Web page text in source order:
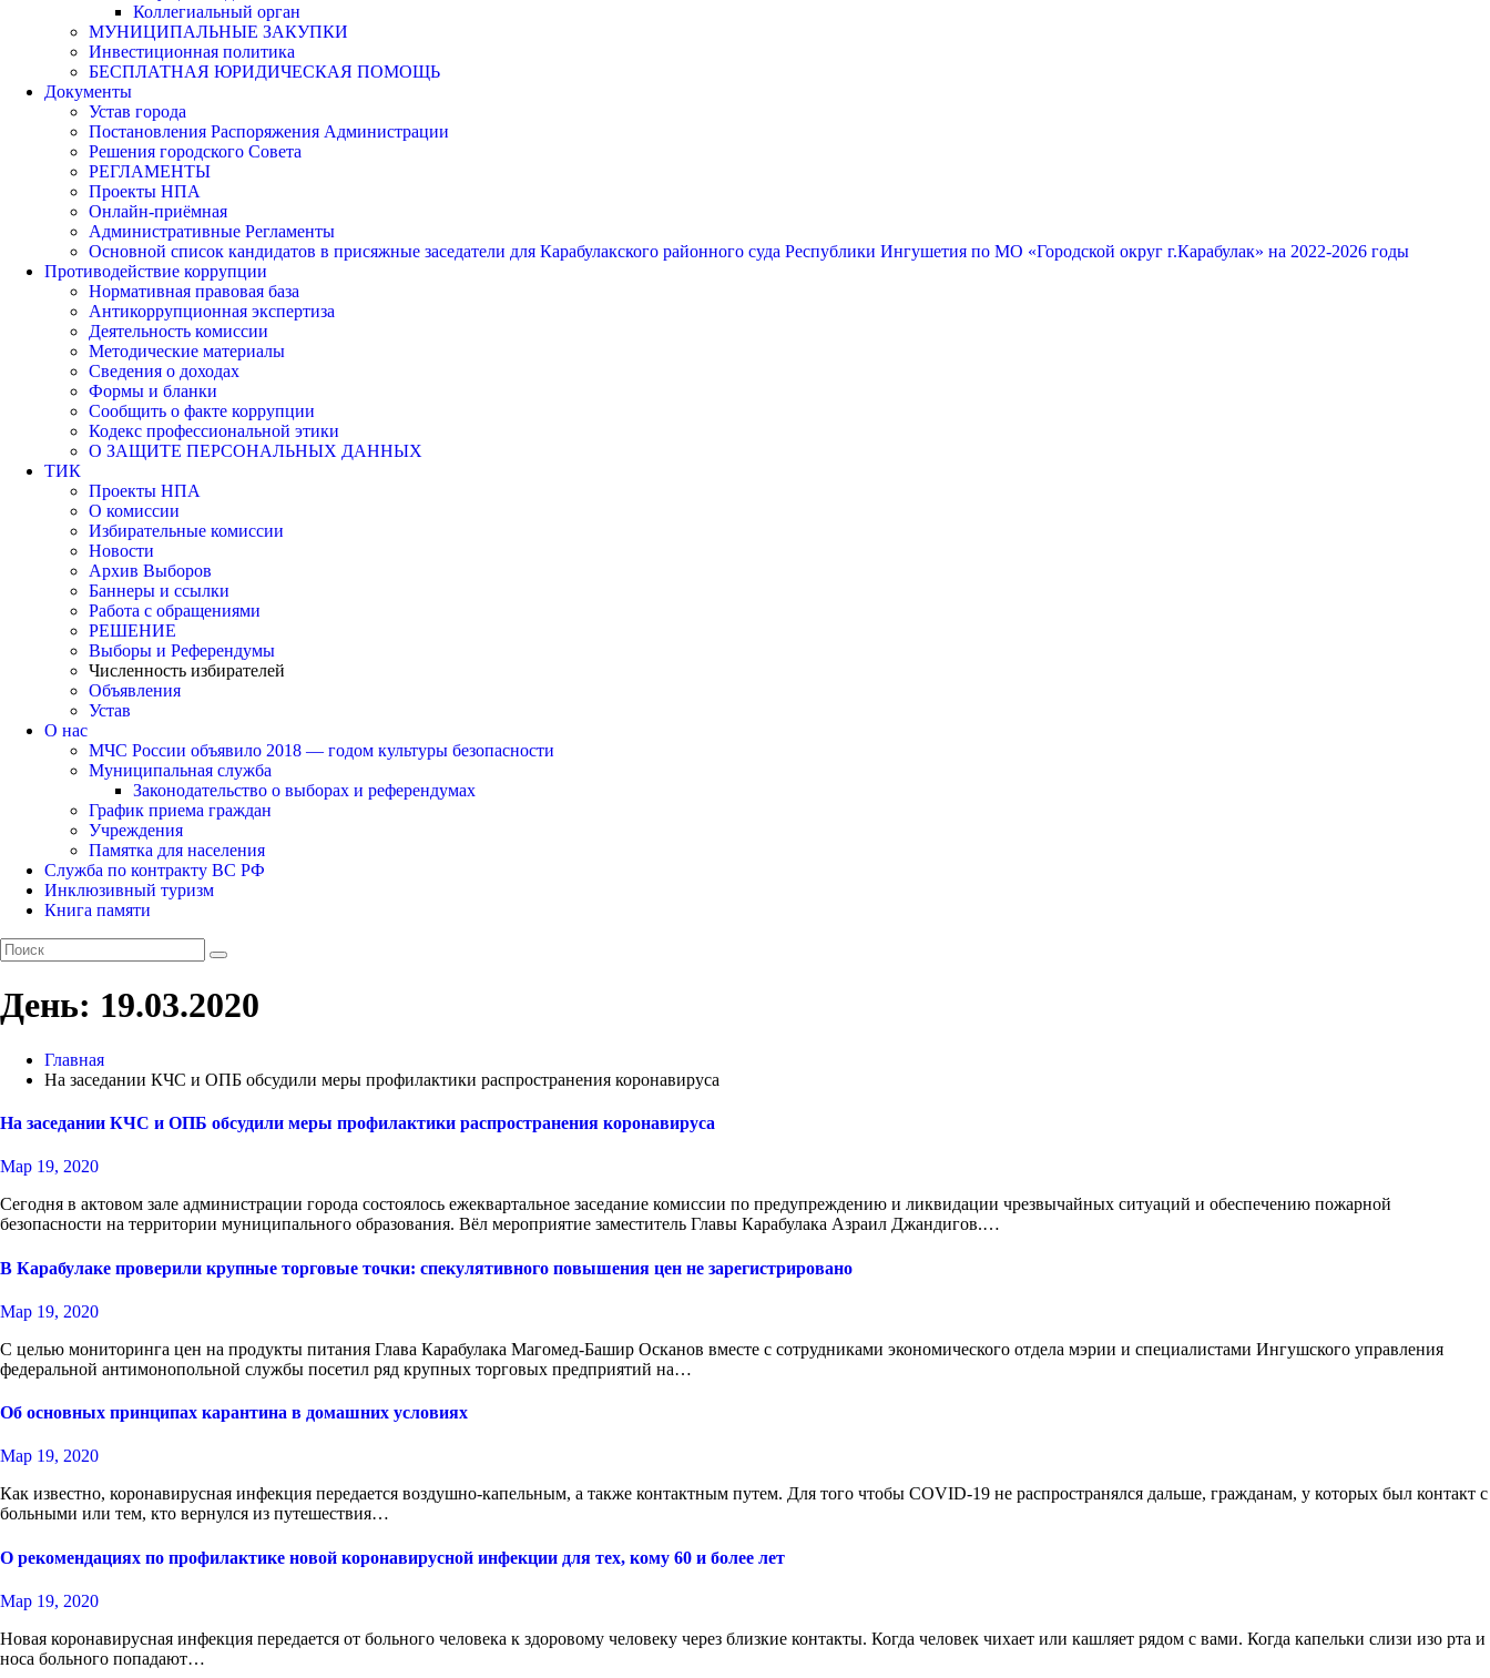
Коллегиальный орган
МУНИЦИПАЛЬНЫЕ ЗАКУПКИ
Инвестиционная политика
БЕСПЛАТНАЯ ЮРИДИЧЕСКАЯ ПОМОЩЬ
Документы
Устав города
Постановления Распоряжения Администрации
Решения городского Совета
РЕГЛАМЕНТЫ
Проекты НПА
Онлайн-приёмная
Административные Регламенты
Основной список кандидатов в присяжные заседатели для Карабулакского районного суда Республики Ингушетия по МО «Городской округ г.Карабулак» на 2022-2026 годы
Противодействие коррупции
Нормативная правовая база
Антикоррупционная экспертиза
Деятельность комиссии
Методические материалы
Сведения о доходах
Формы и бланки
Сообщить о факте коррупции
Кодекс профессиональной этики
О ЗАЩИТЕ ПЕРСОНАЛЬНЫХ ДАННЫХ
ТИК
Проекты НПА
О комиссии
Избирательные комиссии
Новости
Архив Выборов
Баннеры и ссылки
Работа с обращениями
РЕШЕНИЕ
Выборы и Референдумы
Численность избирателей
Объявления
Устав
О нас
МЧС России объявило 2018 — годом культуры безопасности
Муниципальная служба
Законодательство о выборах и референдумах
График приема граждан
Учреждения
Памятка для населения
Служба по контракту ВС РФ
Инклюзивный туризм
Книга памяти
День: 19.03.2020
Главная
На заседании КЧС и ОПБ обсудили меры профилактики распространения коронавируса
На заседании КЧС и ОПБ обсудили меры профилактики распространения коронавируса
Мар 19, 2020
Сегодня в актовом зале администрации города состоялось ежеквартальное заседание комиссии по предупреждению и ликвидации чрезвычайных ситуаций и обеспечению пожарной
безопасности на территории муниципального образования. Вёл мероприятие заместитель Главы Карабулака Азраил Джандигов.…
В Карабулаке проверили крупные торговые точки: спекулятивного повышения цен не зарегистрировано
Мар 19, 2020
С целью мониторинга цен на продукты питания Глава Карабулака Магомед-Башир Осканов вместе с сотрудниками экономического отдела мэрии и специалистами Ингушского управления
федеральной антимонопольной службы посетил ряд крупных торговых предприятий на…
Об основных принципах карантина в домашних условиях
Мар 19, 2020
Как известно, коронавирусная инфекция передается воздушно-капельным, а также контактным путем. Для того чтобы COVID-19 не распространялся дальше, гражданам, у которых был контакт с
больными или тем, кто вернулся из путешествия…
О рекомендациях по профилактике новой коронавирусной инфекции для тех, кому 60 и более лет
Мар 19, 2020
Новая коронавирусная инфекция передается от больного человека к здоровому человеку через близкие контакты. Когда человек чихает или кашляет рядом с вами. Когда капельки слизи изо рта и
носа больного попадают…